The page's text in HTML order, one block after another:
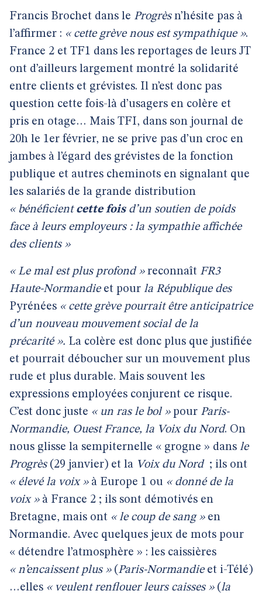
Francis Brochet dans le Progrèsn’hésite pas à
l’affirmer : « cette grève nous est sympathique ».
France 2 et TF1 dans les reportages de leurs JT
ont d’ailleurs largement montré la solidarité
entre clients et grévistes. Il n’est donc pas
question cette fois-là d’usagers en colère et
pris en otage… Mais TFI, dans son journal de
20h le 1er février, ne se prive pas d’un croc en
jambes à l’égard des grévistes de la fonction
publique et autres cheminots en signalant que
les salariés de la grande distribution
« bénéficient cette fois d’un soutien de poids
face à leurs employeurs : la sympathie affichée
des clients »
« Le mal est plus profond »reconnaît FR3
Haute-Normandieet pour la République des
Pyrénées « cette grève pourrait être anticipatrice
d’un nouveau mouvement social de la
précarité ». La colère est donc plus que justifiée
et pourrait déboucher sur un mouvement plus
rude et plus durable. Mais souvent les
expressions employées conjurent ce risque.
C’est donc juste « un ras le bol »pour Paris-
Normandie, Ouest France, la Voix du Nord. On
nous glisse la sempiternelle « grogne » dans le
Progrès(29 janvier) et la Voix du Nord ; ils ont
« élevé la voix »à Europe 1 ou « donné de la
voix »à France 2 ; ils sont démotivés en
Bretagne, mais ont « le coup de sang »en
Normandie. Avec quelques jeux de mots pour
« détendre l’atmosphère » : les caissières
« n’encaissent plus »(Paris-Normandie et i-Télé)
…elles « veulent renflouer leurs caisses »(la